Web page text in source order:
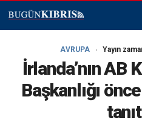
AVRUPA Yayın
İrlanda’nın AB
Başkanlığı